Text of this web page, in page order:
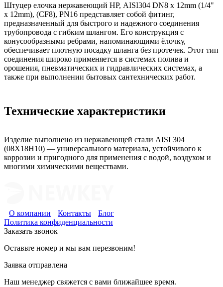
Штуцер елочка нержавеющий НР, AISI304 DN8 x 12mm (1/4"
x 12mm), (CF8), PN16 представляет собой фитинг,
предназначенный для быстрого и надежного соединения
трубопровода с гибким шлангом. Его конструкция с
конусообразными ребрами, напоминающими ёлочку,
обеспечивает плотную посадку шланга без протечек. Этот тип
соединения широко применяется в системах полива и
орошения, пневматических и гидравлических системах, а
также при выполнении бытовых сантехнических работ.
Технические характеристики
Изделие выполнено из нержавеющей стали AISI 304
(08Х18Н10) — универсального материала, устойчивого к
коррозии и пригодного для применения с водой, воздухом и
многими химическими веществами.
О компании Контакты
Блог
Политика конфиденциальности
Заказать звонок
Оставьте номер и мы вам перезвоним!
Заявка отправлена
Наш менеджер свяжется с вами ближайшее время.